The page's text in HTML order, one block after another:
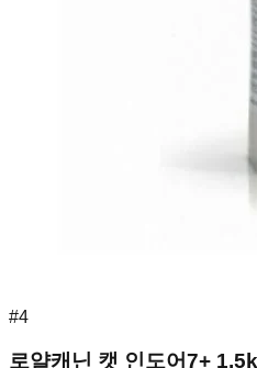
#4
로얄캐닌 캣 인도어7+